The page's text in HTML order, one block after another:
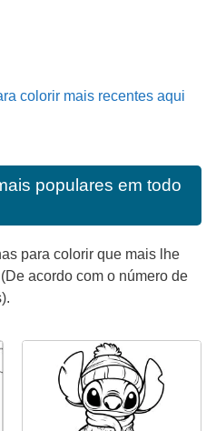
colorir mais recentes aqui
populares em todo
para colorir que mais lhe
acordo com o número de